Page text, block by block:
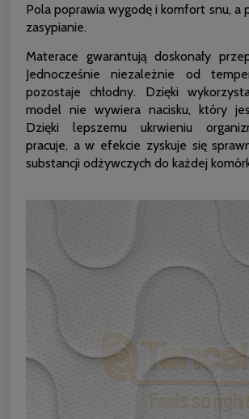
Pola poprawia wygodę i komfort snu, a
zasypianie.
Materace gwarantują doskonały
Jednocześnie niezależnie od
pozostaje chłodny. Dzięki
model nie wywiera nacisku, który
Dzięki lepszemu ukrwieniu
pracuje, a w efekcie zyskuje się
substancji odżywczych do każdej